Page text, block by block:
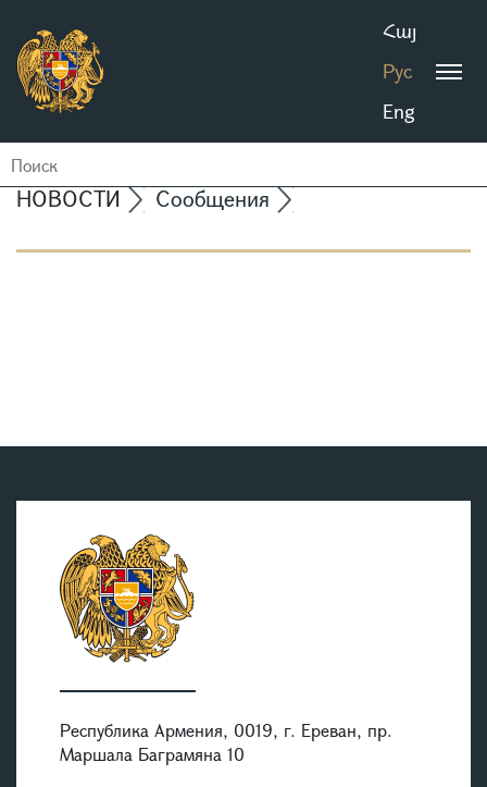
Հայ
Рус
Eng
НОВОСТИ Сообщения
Республика Армения, 0019, г. Ереван, пр.
Маршала Баграмяна 10